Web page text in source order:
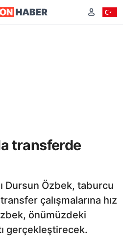
transferde
Dursun Özbek, taburcu
çalışmalarına hız
önümüzdeki
gerçekleştirecek.